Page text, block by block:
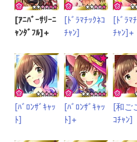
[ｱﾆﾊﾞｰｻﾘｰﾆ
ｬﾝﾀﾞﾌﾙ]+
[ﾄﾞﾗﾏﾁｯｸﾈｺ
ﾁｬﾝ]
[ﾄﾞﾗﾏ
ﾁｬﾝ]+
[ﾊﾞﾛﾝｻﾞｷｬｯ
ﾄ]
[ﾊﾞﾛﾝｻﾞｷｬｯ
ﾄ]+
[和ご
ｺﾁｬﾝ]